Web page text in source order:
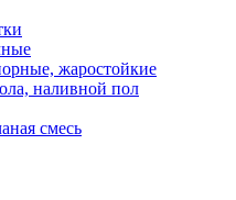
жаростойкие
наливной пол
смесь